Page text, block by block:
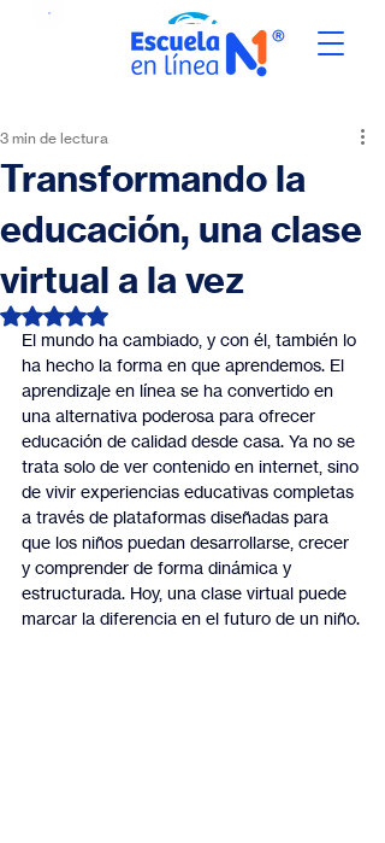
Transformando la
educación, una clase
virtual a la vez
3 min de lectura
Obtuvo NaN de 5 estrellas.
El mundo ha cambiado, y con él, también lo
ha hecho la forma en que aprendemos. El
aprendizaje en línea se ha convertido en
una alternativa poderosa para ofrecer
educación de calidad desde casa. Ya no se
trata solo de ver contenido en internet, sino
de vivir experiencias educativas completas
a través de plataformas diseñadas para
que los niños puedan desarrollarse, crecer
y comprender de forma dinámica y
estructurada. Hoy, una clase virtual puede
marcar la diferencia en el futuro de un niño.